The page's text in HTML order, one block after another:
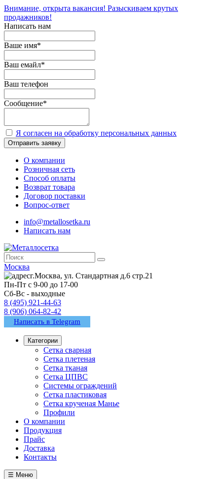
Внимание, открыта вакансия! Разыскиваем крутых
продажников!
Написать нам
Ваше имя*
Ваш емайл*
Ваш телефон
Сообщение*
Я согласен на обработку персональных данных
Отправить заявку
О компании
Розничная сеть
Способ оплаты
Возврат товара
Договор поставки
Вопрос-ответ
info@metallosetka.ru
Написать нам
Москва
г.Москва, ул. Стандартная д.6 стр.21
Пн-Пт с 9-00 до 17-00
Сб-Вс - выходные
8 (495) 921-44-63
8 (906) 064-82-42
Написать в Telegram
Категории
Сетка сварная
Сетка плетеная
Сетка тканая
Сетка ЦПВС
Системы ограждений
Сетка пластиковая
Сетка крученая Манье
Профили
О компании
Продукция
Прайс
Доставка
Контакты
☰ Меню